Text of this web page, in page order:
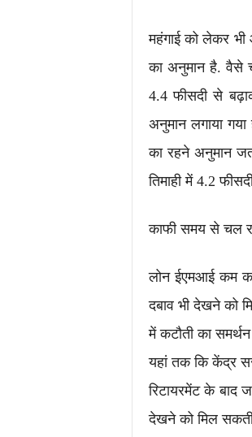
महंगाई को लेकर भी
का अनुमान है. वैसे
4.4 फीसदी से
अनुमान लगाया
का रहने अनुमान
तिमाही में 4.2
काफी समय से चल
लोन ईएमआई कम
दबाव भी देखने को
में कटौती का
यहां तक कि केंद्र
रिटायरमेंट के बाद
देखने को मिल